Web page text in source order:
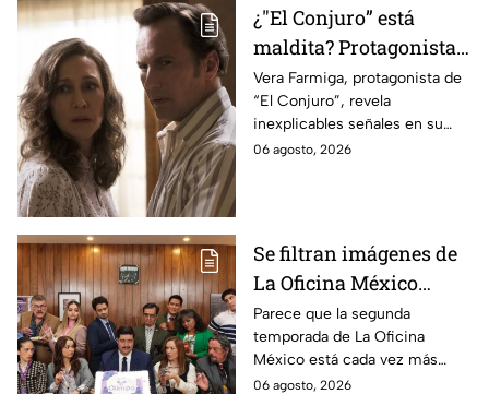
¿"El Conjuro” está
maldita? Protagonista
revela INQUIETANTES
señales en su cuerpo
durante la grabación de
la película
Vera Farmiga, protagonista de
“El Conjuro”, revela
inexplicables señales en su
cuerpo durante el rodaje de la
06 agosto, 2026
Se filtran imágenes de
La Oficina México
temporada 2 y un
detalle desata teorías
entre los fans
Parece que la segunda
temporada de La Oficina
México está cada vez más
cerca, pues el elenco ya se
06 agosto, 2026